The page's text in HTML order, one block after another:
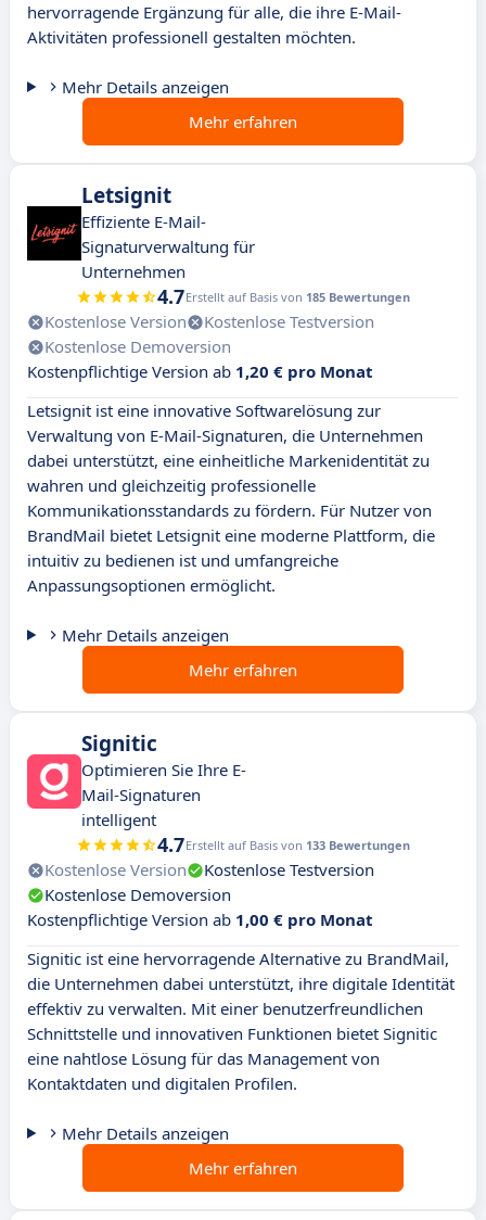
hervorragende Ergänzung für alle, die ihre E-Mail-
Aktivitäten professionell gestalten möchten.
Mehr Details anzeigen
Mehr erfahren
Letsignit
Effiziente E-Mail-
Signaturverwaltung für
Unternehmen
4.7Erstellt auf Basis von 185 Bewertungen
Kostenlose Version
Kostenlose Testversion
Kostenlose Demoversion
Kostenpflichtige Version ab 1,20 € pro Monat
Letsignit ist eine innovative Softwarelösung zur
Verwaltung von E-Mail-Signaturen, die Unternehmen
dabei unterstützt, eine einheitliche Markenidentität zu
wahren und gleichzeitig professionelle
Kommunikationsstandards zu fördern. Für Nutzer von
BrandMail bietet Letsignit eine moderne Plattform, die
intuitiv zu bedienen ist und umfangreiche
Anpassungsoptionen ermöglicht.
Mehr Details anzeigen
Mehr erfahren
Signitic
Optimieren Sie Ihre E-
Mail-Signaturen
intelligent
4.7Erstellt auf Basis von 133 Bewertungen
Kostenlose Version
Kostenlose Testversion
Kostenlose Demoversion
Kostenpflichtige Version ab 1,00 € pro Monat
Signitic ist eine hervorragende Alternative zu BrandMail,
die Unternehmen dabei unterstützt, ihre digitale Identität
effektiv zu verwalten. Mit einer benutzerfreundlichen
Schnittstelle und innovativen Funktionen bietet Signitic
eine nahtlose Lösung für das Management von
Kontaktdaten und digitalen Profilen.
Mehr Details anzeigen
Mehr erfahren